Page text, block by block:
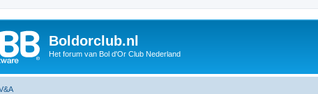
Boldorclub.nl
Het forum van Bol d'Or Club Nederland